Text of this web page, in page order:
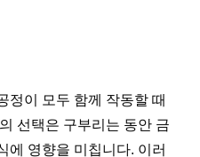
정이 모두 함께 작동할 때
선택은 구부리는 동안 금
에 영향을 미칩니다. 이러